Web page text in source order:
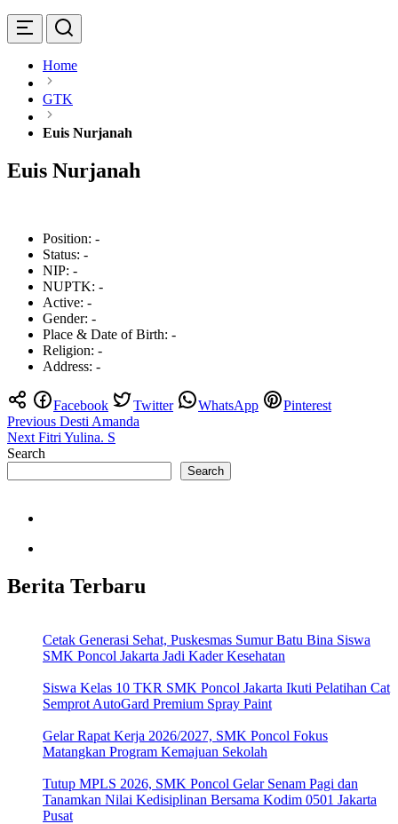
Home
GTK
Euis Nurjanah
Euis Nurjanah
Position: -
Status: -
NIP: -
NUPTK: -
Active: -
Gender: -
Place & Date of Birth: -
Religion: -
Address: -
Facebook Twitter WhatsApp Pinterest
Post
navigation
Previous Desti Amanda
Next Fitri Yulina. S
Search
Search
Berita Terbaru
Cetak Generasi Sehat, Puskesmas Sumur Batu Bina Siswa
SMK Poncol Jakarta Jadi Kader Kesehatan
Siswa Kelas 10 TKR SMK Poncol Jakarta Ikuti Pelatihan Cat
Semprot AutoGard Premium Spray Paint
Gelar Rapat Kerja 2026/2027, SMK Poncol Fokus
Matangkan Program Kemajuan Sekolah
Tutup MPLS 2026, SMK Poncol Gelar Senam Pagi dan
Tanamkan Nilai Kedisiplinan Bersama Kodim 0501 Jakarta
Pusat